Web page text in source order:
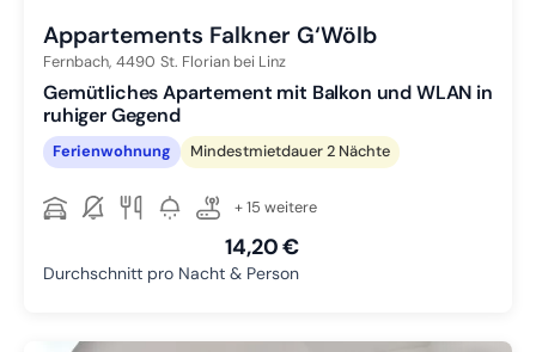
Appartements Falkner G‘Wölb
Fernbach, 4490 St. Florian bei Linz
Gemütliches Apartement mit Balkon und WLAN in
ruhiger Gegend
Ferienwohnung Mindestmietdauer 2 Nächte
+ 15 weitere
14,20 €
Durchschnitt pro Nacht & Person